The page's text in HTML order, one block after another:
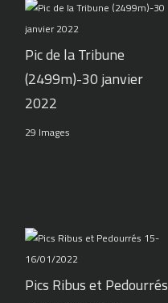
Pic de la Tribune
(2499m)-30 janvier
2022
29 Images
Pics Ribus et Pedourrés